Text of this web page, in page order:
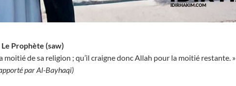
Le Prophète (saw)
moitié de sa religion ; qu’il craigne donc Allah pour la moitié restante. »
par Al-Bayhaqi)